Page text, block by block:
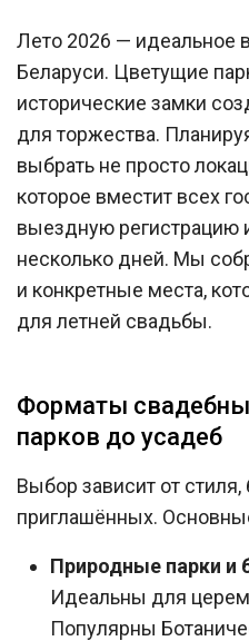
Лето 2026 — идеальное
Беларуси. Цветущие
исторические замки
для торжества.
выбрать не просто
которое вместит всех
выездную регистрацию
несколько дней. Мы
и конкретные места,
для летней свадьбы.
Форматы
парков до усадеб
Выбор зависит от
приглашённых.
Природные парки и
Идеальны для
Популярны